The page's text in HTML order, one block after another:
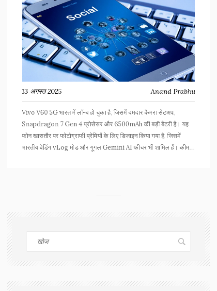
13 अगस्त 2025 Anand Prabhu
Vivo V60 5G भारत में लॉन्च हो चुका है, जिसमें दमदार कैमरा सेटअप,
Snapdragon 7 Gen 4 प्रोसेसर और 6500mAh की बड़ी बैटरी है। यह
फोन खासतौर पर फोटोग्राफी प्रेमियों के लिए डिजाइन किया गया है, जिसमें
भारतीय वेडिंग vLog मोड और गूगल Gemini AI फीचर भी शामिल हैं। कीमत